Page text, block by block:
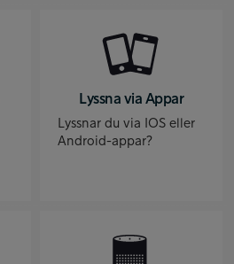
Lyssna via Appar
Lyssnar du via IOS eller
Android-appar?